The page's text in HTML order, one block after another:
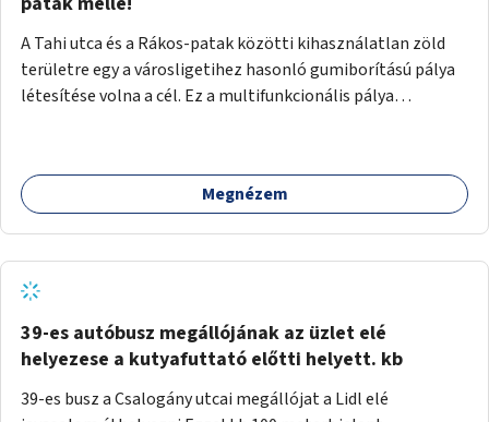
A Tahi utca és a Rákos-patak közötti kihasználatlan zöld
területre egy a városligetihez hasonló gumiborítású pálya
létesítése volna a cél. Ez a multifunkcionális pálya
Megnézem
39-es autóbusz megállójának az üzlet elé
helyezese a kutyafuttató előtti helyett. kb
39-es busz a Csalogány utcai megállójat a Lidl elé